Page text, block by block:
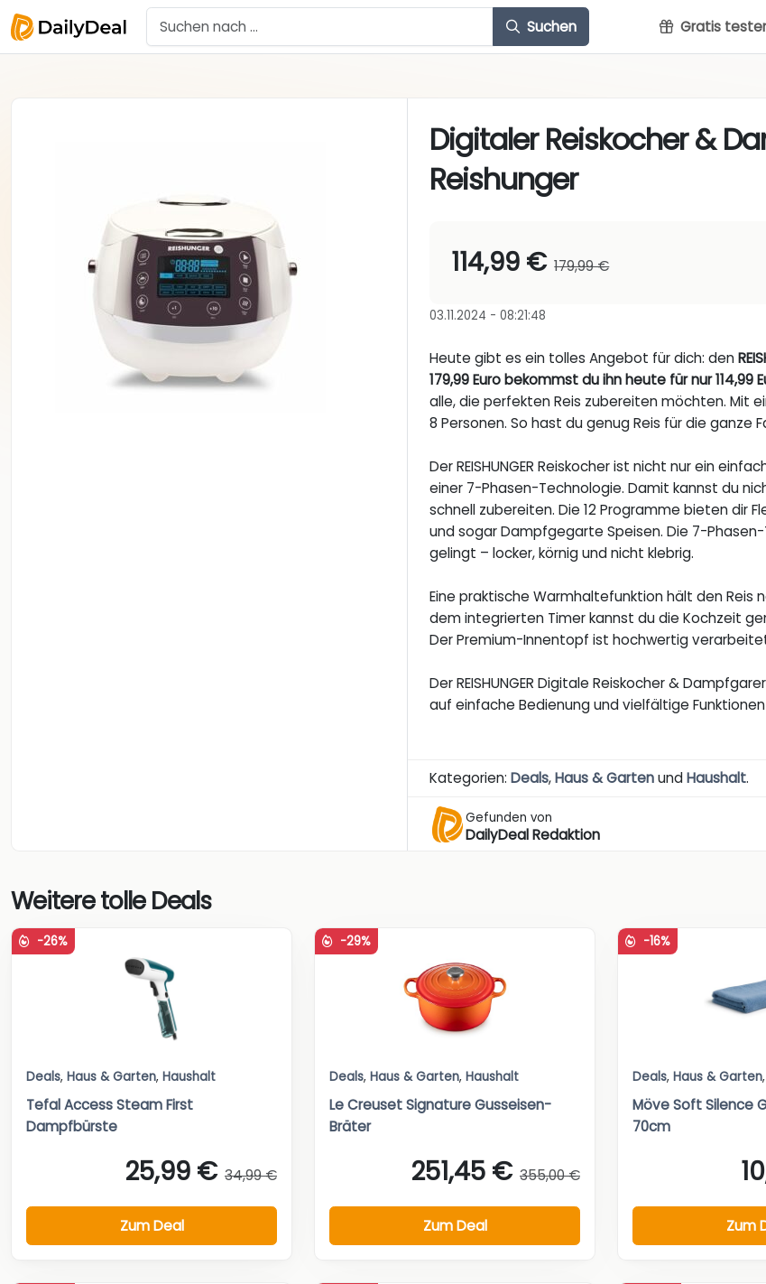
Suchen Gratis
Digitaler Reiskocher &
Reishunger
114,99 € 179,99 €
03.11.2024 - 08:21:48
Heute gibt es ein tolles Angebot für dich: den
179,99 Euro bekommst du ihn heute für nur 114,99
alle, die perfekten Reis zubereiten möchten. Mit
8 Personen. So hast du genug Reis für die ganze
Der REISHUNGER Reiskocher ist nicht nur ein
einer 7-Phasen-Technologie. Damit kannst du
schnell zubereiten. Die 12 Programme bieten dir
und sogar Dampfgegarte Speisen. Die 7-
gelingt – locker, körnig und nicht klebrig.
Eine praktische Warmhaltefunktion hält den Reis
dem integrierten Timer kannst du die Kochzeit
Der Premium-Innentopf ist hochwertig
Der REISHUNGER Digitale Reiskocher &
auf einfache Bedienung und vielfältige
Kategorien:Deals,Haus & GartenundHaushalt.
Gefunden von
DailyDeal Redaktion
Weitere tolle Deals
-26%
Deals, Haus & Garten, Haushalt
Tefal Access Steam First
Dampfbürste
25,99 € 34,99 €
Zum Deal
-29%
Deals, Haus & Garten, Haushalt
Le Creuset Signature Gusseisen-
Bräter
251,45 € 355,00 €
Zum Deal
-16%
Deals, Haus & Garten,
Möve Soft Silence
70cm
Zum